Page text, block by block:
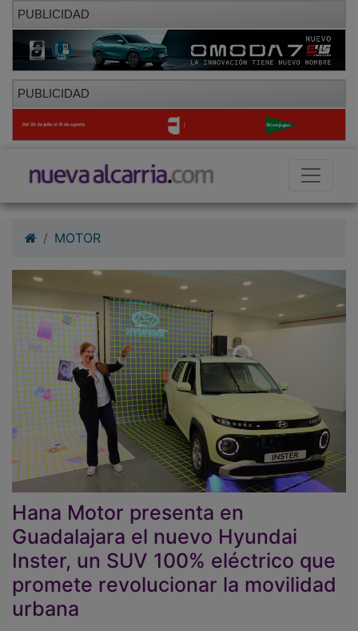
PUBLICIDAD
PUBLICIDAD
MOTOR
Hana Motor presenta en
Guadalajara el nuevo Hyundai
Inster, un SUV 100% eléctrico que
promete revolucionar la movilidad
urbana